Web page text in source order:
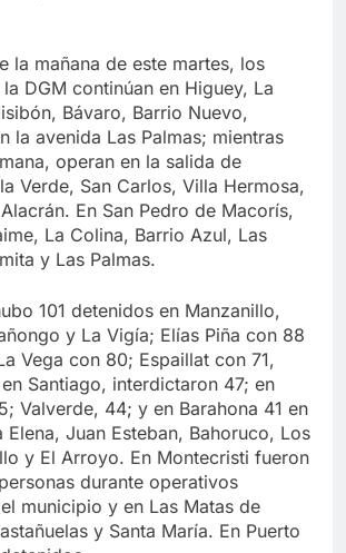
la mañana de este martes, los
DGM continúan en Higuey, La
Bávaro, Barrio Nuevo,
la avenida Las Palmas; mientras
operan en la salida de
Verde, San Carlos, Villa Hermosa,
En San Pedro de Macorís,
La Colina, Barrio Azul, Las
y Las Palmas.
101 detenidos en Manzanillo,
y La Vigía; Elías Piña con 88
Vega con 80; Espaillat con 71,
Santiago, interdictaron 47; en
Valverde, 44; y en Barahona 41 en
Elena, Juan Esteban, Bahoruco, Los
y El Arroyo. En Montecristi fueron
durante operativos
municipio y en Las Matas de
y Santa María. En Puerto